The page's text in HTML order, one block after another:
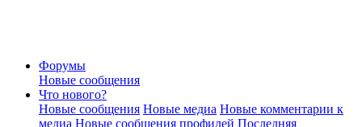
Форумы
Новые сообщения
Что нового?
Новые сообщения Новые медиа Новые комментарии к
медиа Новые сообщения профилей Последняя